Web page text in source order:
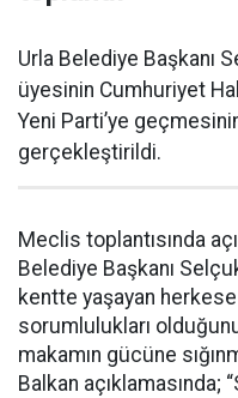
Urla Belediye Başkanı
üyesinin Cumhuriyet
Yeni Parti’ye
gerçekleştirildi.
Meclis toplantısında
Belediye Başkanı
kentte yaşayan
sorumlulukları
makamın gücüne
Balkan açıklamasında;